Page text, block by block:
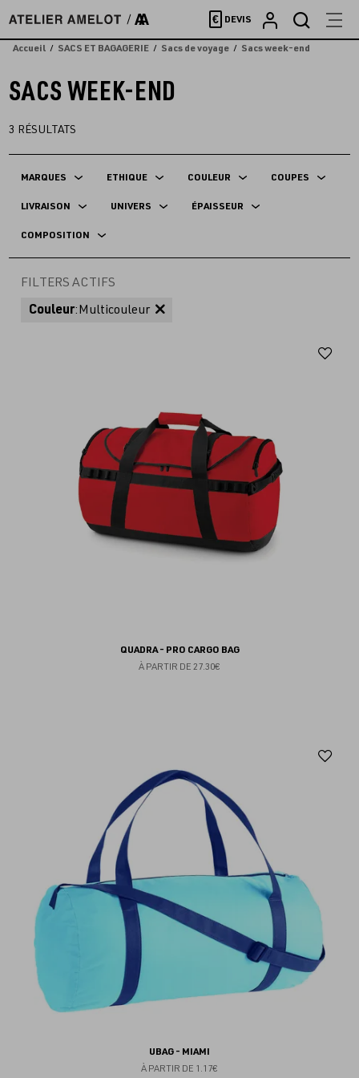
directement
au
€ DEVIS
Accueil SACS ET BAGAGERIE Sacs de voyage Sacs week-end
SACS WEEK-END
3 RÉSULTATS
MARQUES ETHIQUE COULEUR COUPES
LIVRAISON UNIVERS ÉPAISSEUR
COMPOSITION
FILTERS ACTIFS
Couleur:Multicouleur
QUADRA - PRO CARGO BAG
À PARTIR DE 27.30€
UBAG - MIAMI
À PARTIR DE 1.17€